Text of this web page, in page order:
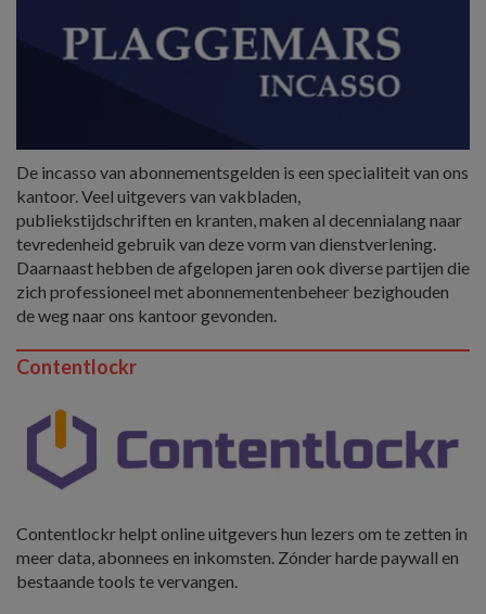
De incasso van abonnementsgelden is een specialiteit van ons
kantoor. Veel uitgevers van vakbladen,
publiekstijdschriften en kranten, maken al decennialang naar
tevredenheid gebruik van deze vorm van dienstverlening.
Daarnaast hebben de afgelopen jaren ook diverse partijen die
zich professioneel met abonnementenbeheer bezighouden
de weg naar ons kantoor gevonden.
Contentlockr
Contentlockr helpt online uitgevers hun lezers om te zetten in
meer data, abonnees en inkomsten. Zónder harde paywall en
bestaande tools te vervangen.